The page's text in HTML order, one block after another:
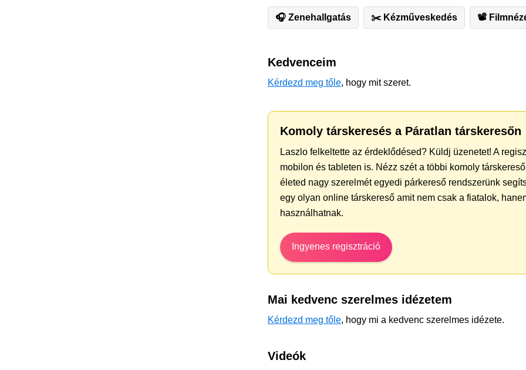
🎧 Zenehallgatás ✂️ ️Kézműveskedés 📽
Kedvenceim
Kérdezd meg tőle, hogy mit szeret.
Komoly társkeresés a Páratlan társkeresőn
Laszlo felkeltette az érdeklődésed? Küldj üzenetet! A
mobilon és tableten is. Nézz szét a többi komoly
életed nagy szerelmét egyedi párkereső rendszerünk
egy olyan online társkereső amit nem csak a fiatalok,
használhatnak.
Ingyenes regisztráció
Mai kedvenc szerelmes idézetem
Kérdezd meg tőle, hogy mi a kedvenc szerelmes idézete.
Videók